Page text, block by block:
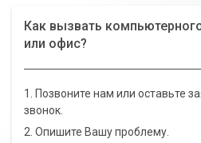
Как вызвать
или офис?
1. Позвоните нам или оставьте
звонок.
2. Опишите Вашу проблему.